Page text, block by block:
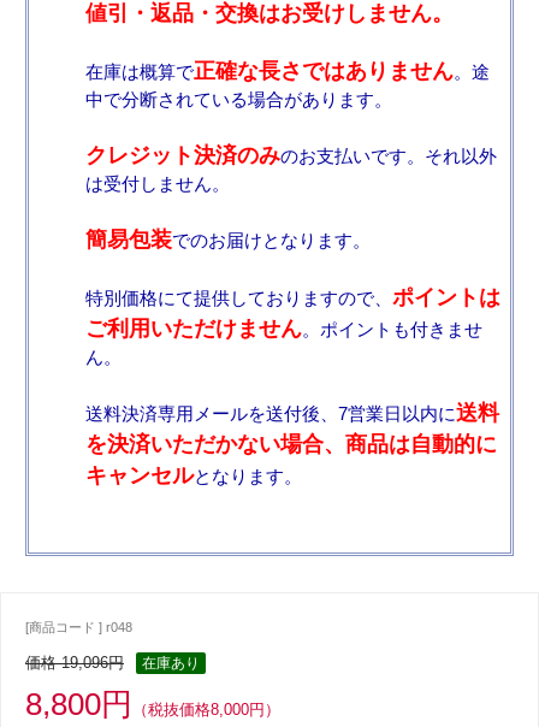
値引・返品・交換はお受けしません。
在庫は概算で正確な長さではありません。途
中で分断されている場合があります。
クレジット決済のみのお支払いです。それ以外
は受付しません。
簡易包装でのお届けとなります。
特別価格にて提供しておりますので、 ポイントは
ご利用いただけません。ポイントも付きませ
ん。
送料決済専用メールを送付後、7営業日以内に送料
を決済いただかない場合、商品は自動的に
キャンセルとなります。
[商品コード ] r048
価格 19,096円 在庫あり
8,800円 （税抜価格8,000円）